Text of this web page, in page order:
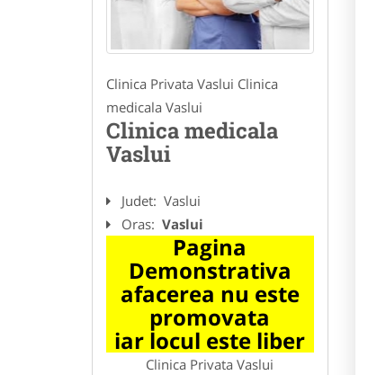
Clinica Privata Vaslui Clinica
medicala Vaslui
Clinica medicala
Vaslui
Judet: Vaslui
Oras: Vaslui
Pagina
Demonstrativa
afacerea nu este
promovata
iar locul este liber
Clinica Privata Vaslui